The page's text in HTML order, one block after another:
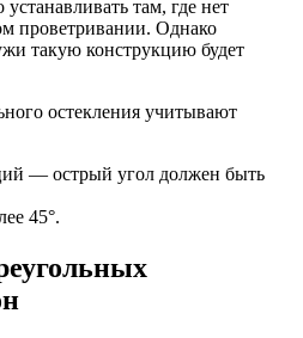
там, где нет
проветривании. Однако
такую конструкцию будет
остекления учитывают
— острый угол должен быть
45°.